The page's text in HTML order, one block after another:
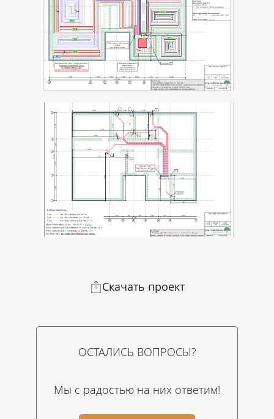
Скачать проект
ОСТАЛИСЬ ВОПРОСЫ?
Мы с радостью на них ответим!